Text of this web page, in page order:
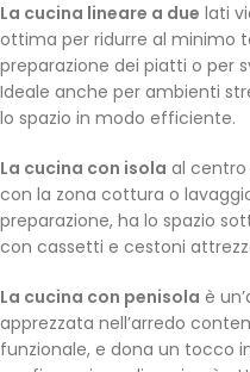
La cucina lineare a due lati
ottima per ridurre al minimo
preparazione dei piatti o per
Ideale anche per ambienti
lo spazio in modo efficiente.
La cucina con isola al centro
con la zona cottura o
preparazione, ha lo spazio
con cassetti e cestoni
La cucina con penisola è
apprezzata nell’arredo
funzionale, e dona un tocco